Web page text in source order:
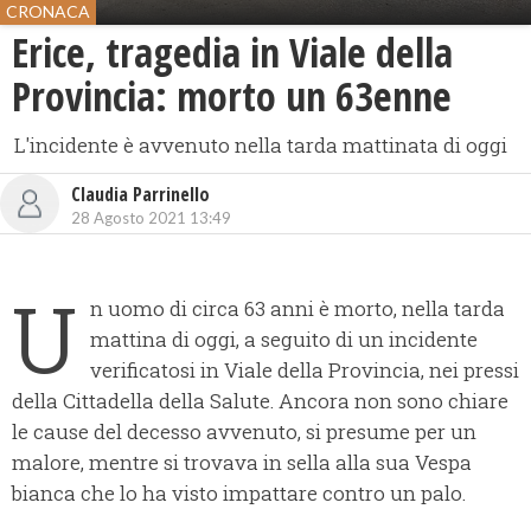
CRONACA
Erice, tragedia in Viale della
Provincia: morto un 63enne
L'incidente è avvenuto nella tarda mattinata di oggi
Claudia Parrinello
28 Agosto 2021 13:49
U n uomo di circa 63 anni è morto, nella tarda
mattina di oggi, a seguito di un incidente
verificatosi in Viale della Provincia, nei pressi
della Cittadella della Salute. Ancora non sono chiare
le cause del decesso avvenuto, si presume per un
malore, mentre si trovava in sella alla sua Vespa
bianca che lo ha visto impattare contro un palo.